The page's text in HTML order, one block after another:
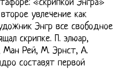
«скрипкой Энгра»
увлечение как
Энгр все свободное
скрипке. П. элюар,
Ман Рей, М. Эрнст, А.
составят первой